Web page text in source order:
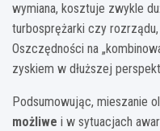
wymiana, kosztuje zwykle
turbosprężarki czy
Oszczędności na
zyskiem w dłuższej
Podsumowując, mieszanie
możliwe i w sytuacjach